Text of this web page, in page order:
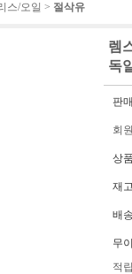
스/오일 > 절삭유
렘
독
판
회
상
재
배
무
적